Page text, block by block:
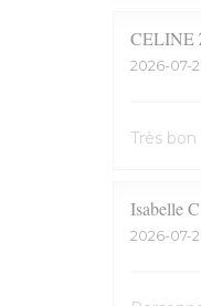
CELINE
2026-07-
Très
IsabelleC
2026-07-